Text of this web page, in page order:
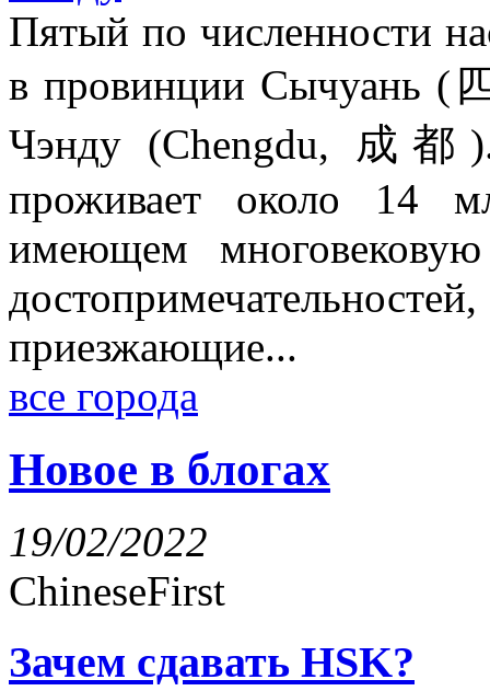
Пятый по численности
в провинции Сычуань (
Чэнду (Chengdu, 成都
проживает около 14
имеющем
приезжающие...
все города
Новое в блогах
19/02/2022
ChineseFirst
Зачем сдавать HSK?